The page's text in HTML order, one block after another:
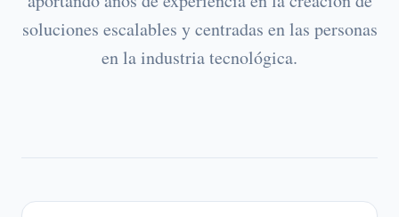
soluciones escalables y centradas en las personas
en la industria tecnológica.